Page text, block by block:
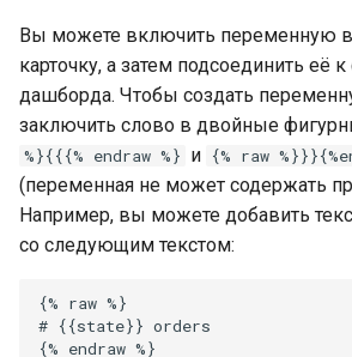
Вы можете включить переменную
карточку, а затем подсоединить её
дашборда. Чтобы создать
заключить слово в двойные
%}{{{% endraw %} и {% raw
(переменная не может содержать
Например, вы можете добавить
со следующим текстом: